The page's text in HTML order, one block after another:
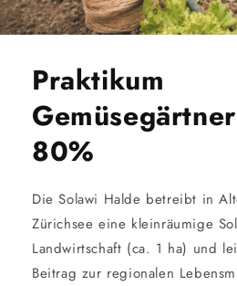
Praktikum
80%
Die Solawi Halde betreibt in
Zürichsee eine kleinräumige
Landwirtschaft (ca. 1 ha) und
Beitrag zur regionalen